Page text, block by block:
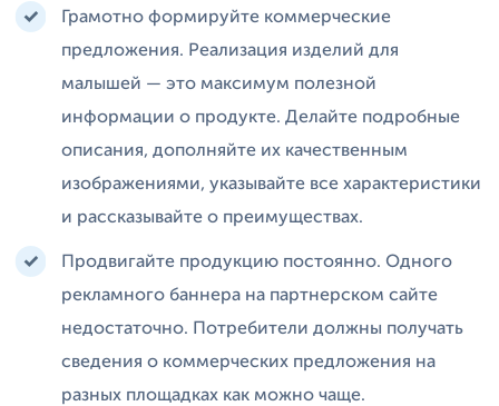
Грамотно формируйте коммерческие
предложения. Реализация изделий для
малышей — это максимум полезной
информации о продукте. Делайте подробные
описания, дополняйте их качественным
изображениями, указывайте все характеристики
и рассказывайте о преимуществах.
Продвигайте продукцию постоянно. Одного
рекламного баннера на партнерском сайте
недостаточно. Потребители должны получать
сведения о коммерческих предложения на
разных площадках как можно чаще.